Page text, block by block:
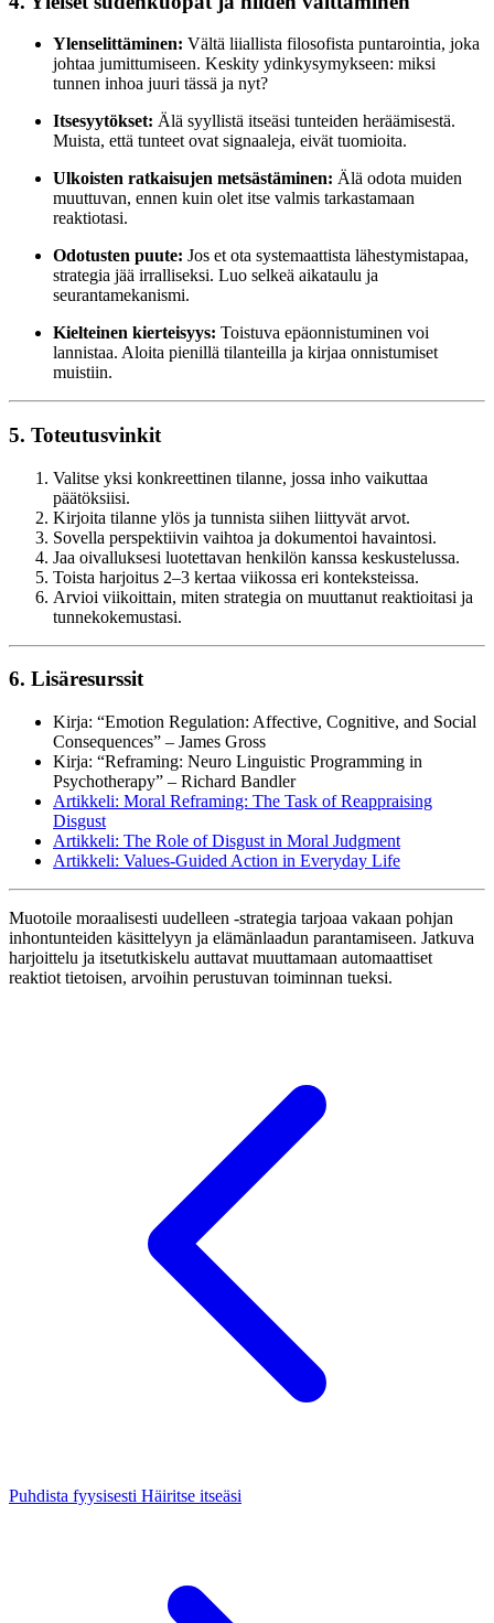
Ylenselittäminen: Vältä liiallista filosofista puntarointia, joka
johtaa jumittumiseen. Keskity ydinkysymykseen: miksi
tunnen inhoa juuri tässä ja nyt?
Itsesyytökset: Älä syyllistä itseäsi tunteiden heräämisestä.
Muista, että tunteet ovat signaaleja, eivät tuomioita.
Ulkoisten ratkaisujen metsästäminen: Älä odota muiden
muuttuvan, ennen kuin olet itse valmis tarkastamaan
reaktiotasi.
Odotusten puute: Jos et ota systemaattista lähestymistapaa,
strategia jää irralliseksi. Luo selkeä aikataulu ja
seurantamekanismi.
Kielteinen kierteisyys: Toistuva epäonnistuminen voi
lannistaa. Aloita pienillä tilanteilla ja kirjaa onnistumiset
muistiin.
5. Toteutusvinkit
Valitse yksi konkreettinen tilanne, jossa inho vaikuttaa
päätöksiisi.
Kirjoita tilanne ylös ja tunnista siihen liittyvät arvot.
Sovella perspektiivin vaihtoa ja dokumentoi havaintosi.
Jaa oivalluksesi luotettavan henkilön kanssa keskustelussa.
Toista harjoitus 2–3 kertaa viikossa eri konteksteissa.
Arvioi viikoittain, miten strategia on muuttanut reaktioitasi ja
tunnekokemustasi.
6. Lisäresurssit
Kirja: “Emotion Regulation: Affective, Cognitive, and Social
Consequences” – James Gross
Kirja: “Reframing: Neuro Linguistic Programming in
Psychotherapy” – Richard Bandler
Artikkeli: Moral Reframing: The Task of Reappraising
Disgust
Artikkeli: The Role of Disgust in Moral Judgment
Artikkeli: Values-Guided Action in Everyday Life
Muotoile moraalisesti uudelleen -strategia tarjoaa vakaan pohjan
inhontunteiden käsittelyyn ja elämänlaadun parantamiseen. Jatkuva
harjoittelu ja itsetutkiskelu auttavat muuttamaan automaattiset
reaktiot tietoisen, arvoihin perustuvan toiminnan tueksi.
Puhdista fyysisesti Häiritse itseäsi